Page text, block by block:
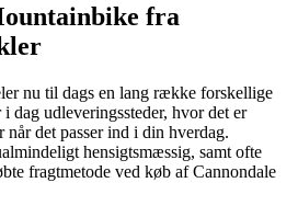
fra
nu til dags en lang række forskellige
dag udleveringssteder, hvor det er
når det passer ind i din hverdag.
hensigtsmæssig, samt ofte
fragtmetode ved køb af Cannondale